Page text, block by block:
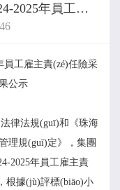
珠海安保集團(tuán)有限公司2024-2025年員工雇主責(zé)任險采購項目中標(biāo)結(jié)果公示
員工雇主責(zé)任險采
公示
律法規(guī)和 《珠海
理規(guī)定》
，集團
2025年員工雇主責
根據(jù)評標(biāo)小